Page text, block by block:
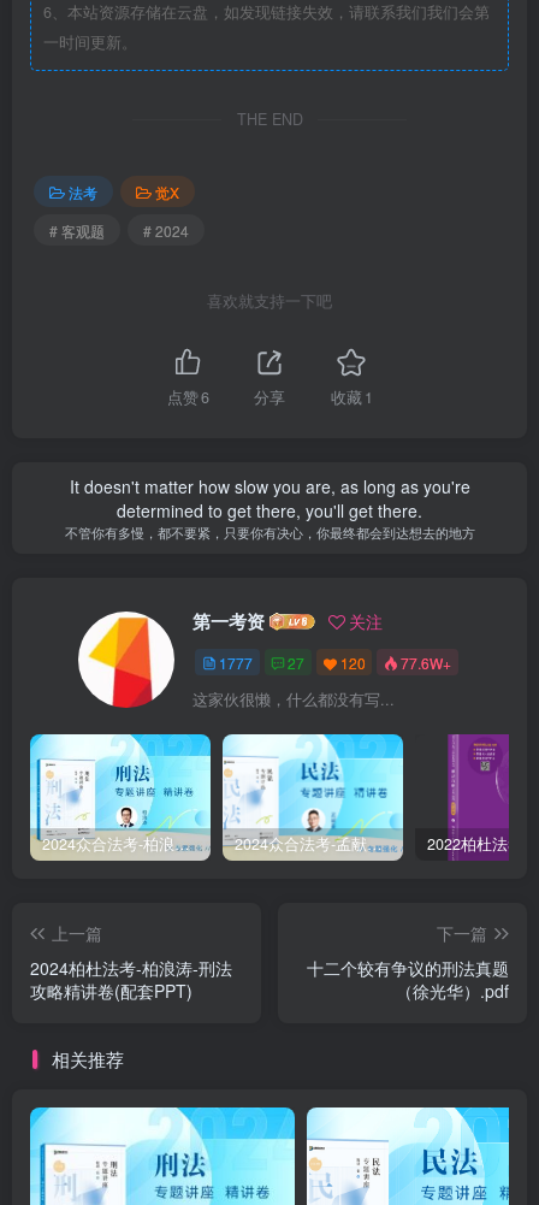
6、本站资源存储在云盘，如发现链接失效，请联系我们我们会第
一时间更新。
THE END
法考
觉X
# 客观题
# 2024
喜欢就支持一下吧
点赞6 分享 收藏1
It doesn't matter how slow you are, as long as you're
determined to get there, you'll get there.
不管你有多慢，都不要紧，只要你有决心，你最终都会到达想去的地方
第一考资 关注
1777 27 120 77.6W+
这家伙很懒，什么都没有写...
2024众合法考-柏浪涛刑法-精讲卷pdf电子版（附视频1-76全） 2024众合法考-孟献贵民法-精讲卷.pdf
上一篇
2024柏杜法考-柏浪涛-刑法
攻略精讲卷(配套PPT)
下一篇
十二个较有争议的刑法真题
（徐光华）.pdf
相关推荐